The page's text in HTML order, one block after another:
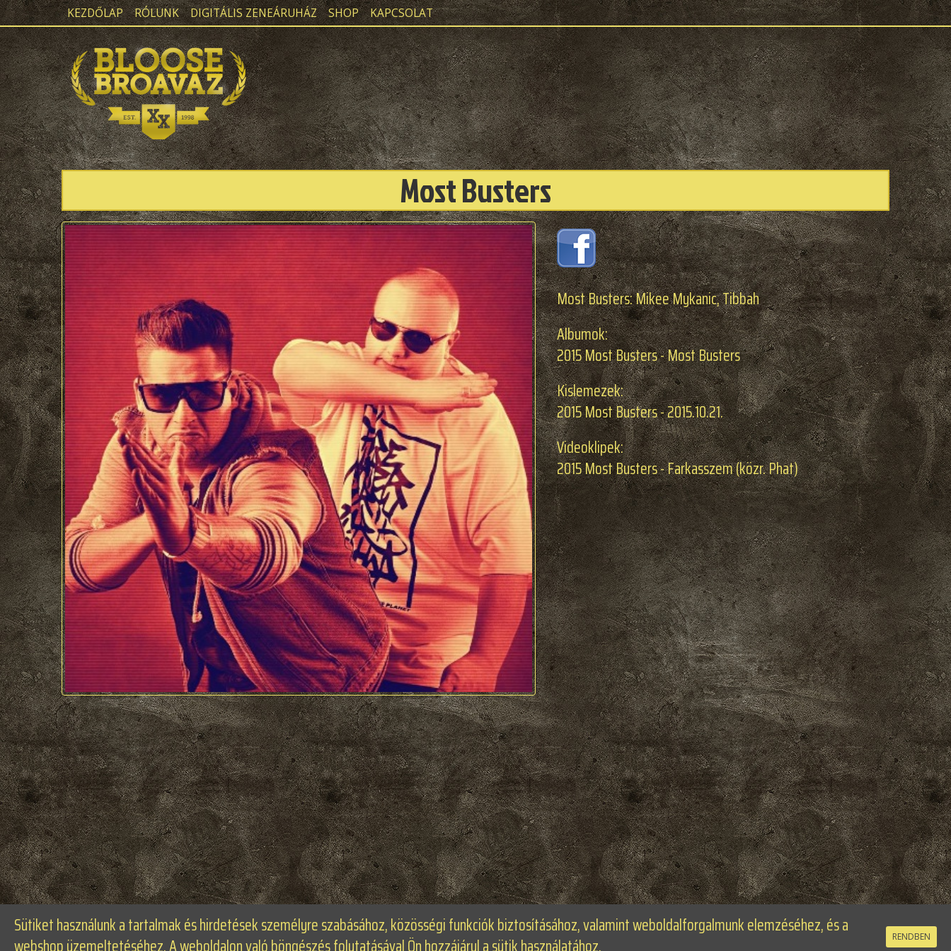
KEZDŐLAP RÓLUNK DIGITÁLIS ZENEÁRUHÁZ SHOP KAPCSOLAT
Most Busters
Most Busters: Mikee Mykanic, Tibbah
Albumok:
2015 Most Busters - Most Busters
Kislemezek:
2015 Most Busters - 2015.10.21.
Videoklipek:
2015 Most Busters - Farkasszem (közr. Phat)
Sütiket használunk a tartalmak és hirdetések személyre szabásához, közösségi funkciók biztosításához, valamint weboldalforgalmunk elemzéséhez, és a
RENDBEN